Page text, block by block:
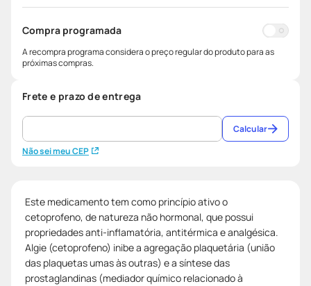
Compra programada
A recompra programa considera o preço regular do produto para as
próximas compras.
Frete e prazo de entrega
Não sei meu CEP
Calcular
Este medicamento tem como princípio ativo o
cetoprofeno, de natureza não hormonal, que possui
propriedades anti-inflamatória, antitérmica e analgésica.
Algie (cetoprofeno) inibe a agregação plaquetária (união
das plaquetas umas às outras) e a síntese das
prostaglandinas (mediador químico relacionado à